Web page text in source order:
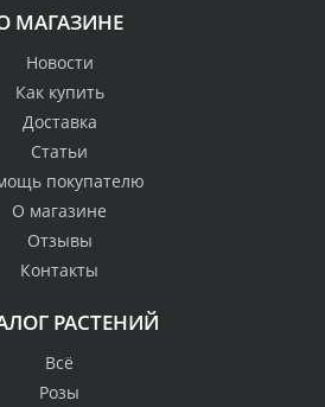
МАГАЗИНЕ
Новости
Как купить
Доставка
Статьи
покупателю
О магазине
Отзывы
Контакты
РАСТЕНИЙ
Всё
Розы